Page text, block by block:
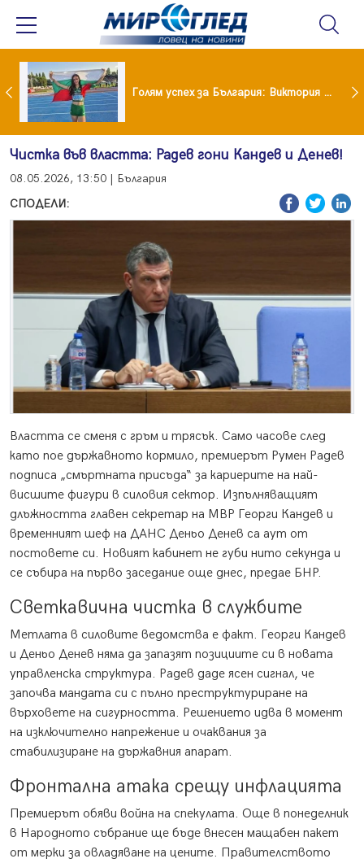
Когато всичко те дразни: тези трикове променят настроението за минути Голям успех за България: Виктория Ангелова грабна световна титла в тройния скок
Чистка във властта: Радев гони Кандев и Денев!
08.05.2026, 13:50 | България
СПОДЕЛИ:
Властта се сменя с гръм и трясък. Само часове след
като пое държавното кормило, премиерът Румен Радев
подписа „смъртната присъда“ за кариерите на най-
висшите фигури в силовия сектор. Изпълняващият
длъжността главен секретар на МВР Георги Кандев и
временният шеф на ДАНС Деньо Денев са аут от
постовете си. Новият кабинет не губи нито секунда и
се събира на първо заседание още днес, предае БНР.
Светкавична чистка в службите
Метлата в силовите ведомства е факт. Георги Кандев
и Деньо Денев няма да запазят позициите си в новата
управленска структура. Радев даде ясен сигнал, че
започва мандата си с пълно преструктуриране на
върховете на сигурността. Решението идва в момент
на изключително напрежение и очаквания за
стабилизиране на държавния апарат.
Фронтална атака срещу инфлацията
Премиерът обяви война на спекулата. Още в понеделник
в Народното събрание ще бъде внесен мащабен пакет
от мерки за овладяване на цените. Правителството